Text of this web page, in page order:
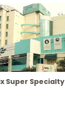
Super Specialty